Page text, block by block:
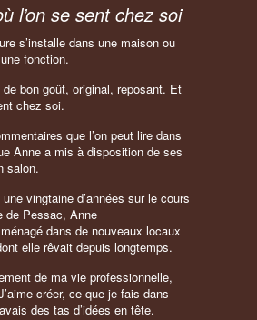
l’on se sent chez soi
s’installe dans une maison ou
fonction.
de bon goût, original, reposant. Et
chez soi.
que l’on peut lire dans
Anne a mis à disposition de ses
salon.
vingtaine d’années sur le cours
de Pessac, Anne
dans de nouveaux locaux
elle rêvait depuis longtemps.
de ma vie professionnelle,
créer, ce que je fais dans
des tas d’idées en tête.